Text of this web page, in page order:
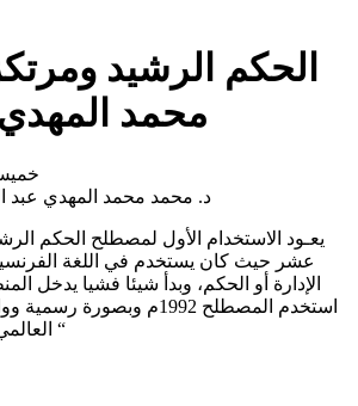
الحكم الرشيد
محمد المهدي
خميس, 2025/03/
يعـود الاستخدام الأول لمصطلح الحكم
عشر حيث كان يستخدم في اللغة
الإدارة أو الحكم، وبدأ شيئا فشيا يدخل
استخدم المصطلح 1992م
العالمي السنوي تحت عنـوان “